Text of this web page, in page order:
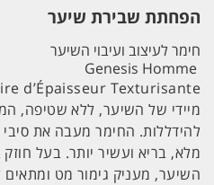
לגבר
קרסטס
הפחתת שבירת שיער
חימר לעיצוב ועיבוי השיער
מיידי של השיער, ללא שטיפה,
להידללות. החימר מעבה את
מלא, בריא ועשיר יותר. בעל חוזק
השיער, מעניק גימור מט ומתאים